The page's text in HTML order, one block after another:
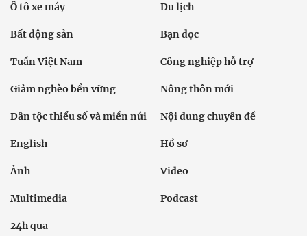
Ô tô xe máy Du lịch
Bất động sản Bạn đọc
Tuần Việt Nam Công nghiệp hỗ trợ
Giảm nghèo bền vững Nông thôn mới
Dân tộc thiểu số và miền núi Nội dung chuyên đề
English Hồ sơ
Ảnh Video
Multimedia Podcast
24h qua